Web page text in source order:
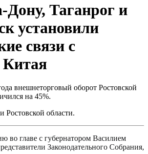
Дону, Таганрог и
установили
связи с
Китая
внешнеторговый оборот Ростовской
на 45%.
области.
во главе с губернатором Василием
Законодательного Собрания,